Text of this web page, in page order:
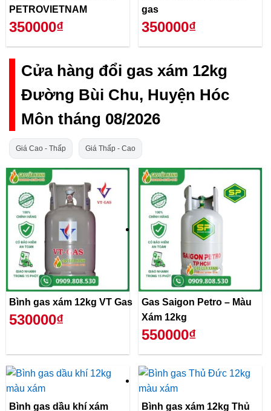
PETROVIETNAM
350000₫
gas
350000₫
Cửa hàng đổi gas xám 12kg
Đường Bùi Chu, Huyện Hóc
Môn tháng 08/2026
Giá Cao - Thấp Giá Thấp - Cao
Bình gas xám 12kg VT Gas
530000₫
Gas Saigon Petro – Màu
Xám 12kg
550000₫
Bình gas dầu khí xám Bình gas xám 12kg Thủ